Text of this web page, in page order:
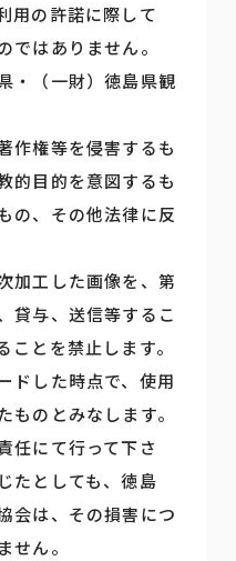
用の許諾に際して
ではありません。
・（一財）徳島県観
作権等を侵害するも
的目的を意図するも
の、その他法律に反
加工した画像を、第
貸与、送信等するこ
ことを禁止します。
ドした時点で、使用
ものとみなします。
任にて行って下さ
たとしても、徳島
会は、その損害につ
せん。